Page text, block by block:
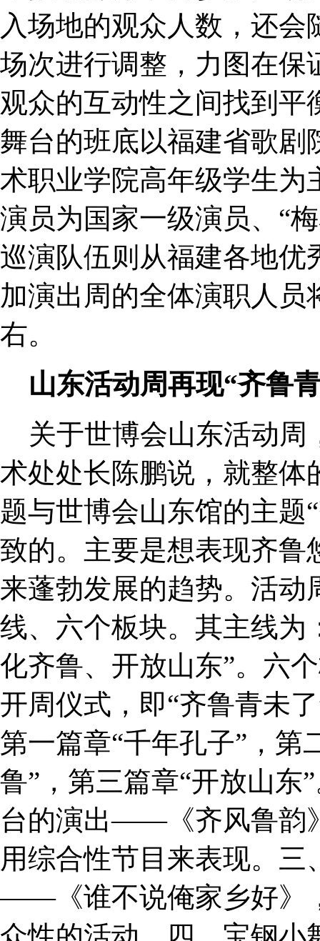
入场地的观众人数，还会
场次进行调整，力图在保
观众的互动性之间找到平
舞台的班底以福建省歌剧
术职业学院高年级学生为
演员为国家一级演员、“
巡演队伍则从福建各地优
加演出周的全体演职人员
右。
山东活动周再现“齐鲁
关于世博会山东活动周
术处处长陈鹏说，就整体
题与世博会山东馆的主题
致的。主要是想表现齐鲁
来蓬勃发展的趋势。活动
线、六个板块。其主线为
化齐鲁、开放山东”。六
开周仪式，即“齐鲁青未
第一篇章“千年孔子”，第
鲁”，第三篇章“开放山东
台的演出——《齐风鲁韵
用综合性节目来表现。三
——《谁不说俺家乡好》